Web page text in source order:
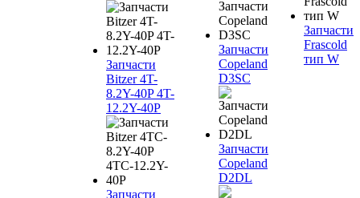
Запчасти
Bitzer 4T-
8.2Y-40P 4T-
12.2Y-40P
Запчасти
Запчасти
Copeland
D3SC
Запчасти
Copeland
D2DL
Запчасти
Frascold
тип W